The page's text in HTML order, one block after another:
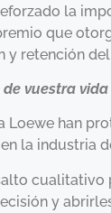
la
que
y retención
de vuestra
Loewe han
la industria
y